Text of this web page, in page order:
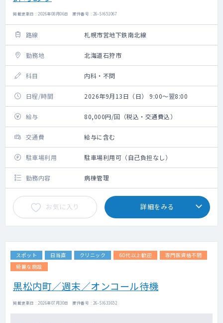
掲載更新日 : 2026年08月06日 案件番号 : 26-SI651067
路線 札幌市営地下鉄南北線
勤務地 北海道石狩市
科目 内科・不問
日程/時間 2026年9月13日（日） 9:00～翌8:00
給与 80,000円/回（税込・交通費込）
交通費 給与に含む
駐車場利用 駐車場利用可（自己負担なし）
勤務内容 病棟管理
お気に入り 詳細をみる
スポット 日当直 クリニック 60代以上歓迎
専門医資格不問
綺麗な施設
黒松内町／週末／オンコール待機
掲載更新日 : 2026年07月30日 案件番号 : 26-SI631652